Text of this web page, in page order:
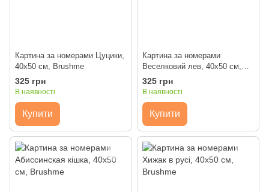
Картина за номерами Цуцики,
40x50 см, Brushme
325 грн
В наявності
Купити
Картина за номерами
Веселковий лев, 40x50 см,
Brushme
325 грн
В наявності
Купити